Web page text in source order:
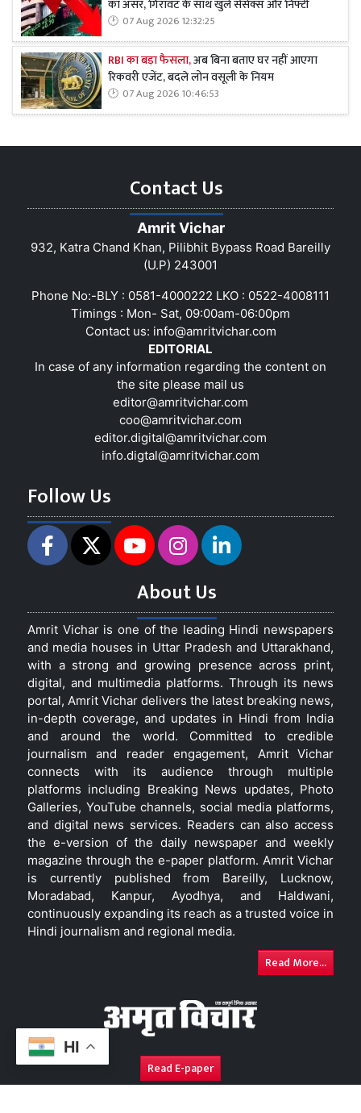
HI
का असर, गिरावट के साथ खुले सेंसेक्स और निफ्टी
07 Aug 2026 12:32:25
RBI का बड़ा फैसला,अब बिना बताए घर नहीं आएगा
रिकवरी एजेंट, बदले लोन वसूली के नियम
07 Aug 2026 10:46:53
Contact Us
Amrit Vichar
932, Katra Chand Khan, Pilibhit Bypass Road Bareilly
(U.P) 243001
Phone No:-BLY : 0581-4000222 LKO : 0522-4008111
Timings : Mon- Sat, 09:00am-06:00pm
Contact us: info@amritvichar.com
EDITORIAL
In case of any information regarding the content on
the site please mail us
editor@amritvichar.com
coo@amritvichar.com
editor.digital@amritvichar.com
info.digtal@amritvichar.com
Follow Us
About Us
Amrit Vichar is one of the leading Hindi newspapers
and media houses in Uttar Pradesh and Uttarakhand,
with a strong and growing presence across print,
digital, and multimedia platforms. Through its news
portal, Amrit Vichar delivers the latest breaking news,
in-depth coverage, and updates in Hindi from India
and around the world. Committed to credible
journalism and reader engagement, Amrit Vichar
connects with its audience through multiple
platforms including Breaking News updates, Photo
Galleries, YouTube channels, social media platforms,
and digital news services. Readers can also access
the e-version of the daily newspaper and weekly
magazine through the e-paper platform. Amrit Vichar
is currently published from Bareilly, Lucknow,
Moradabad, Kanpur, Ayodhya, and Haldwani,
continuously expanding its reach as a trusted voice in
Hindi journalism and regional media.
Read More...
Read E-paper